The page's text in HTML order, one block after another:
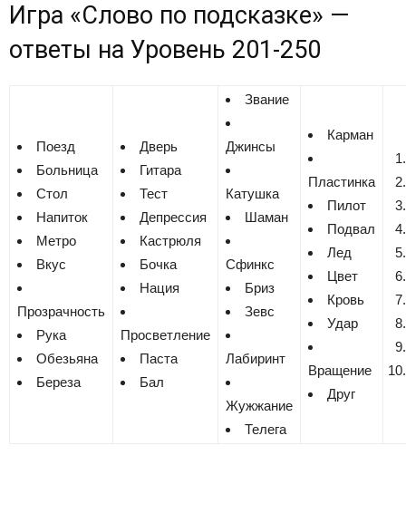
Игра «Cлово по подсказке» —
ответы на Уровень 201-250
Поезд
Больница
Стол
Напиток
Метро
Вкус
Прозрачность
Рука
Обезьяна
Береза
Дверь
Гитара
Тест
Депрессия
Кастрюля
Бочка
Нация
Просветление
Паста
Бал
Звание
Джинсы
Катушка
Шаман
Сфинкс
Бриз
Зевс
Лабиринт
Жужжание
Телега
Карман
Пластинка
Пилот
Подвал
Лед
Цвет
Кровь
Удар
Вращение
Друг